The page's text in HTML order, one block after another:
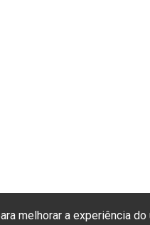
melhorar a experiência